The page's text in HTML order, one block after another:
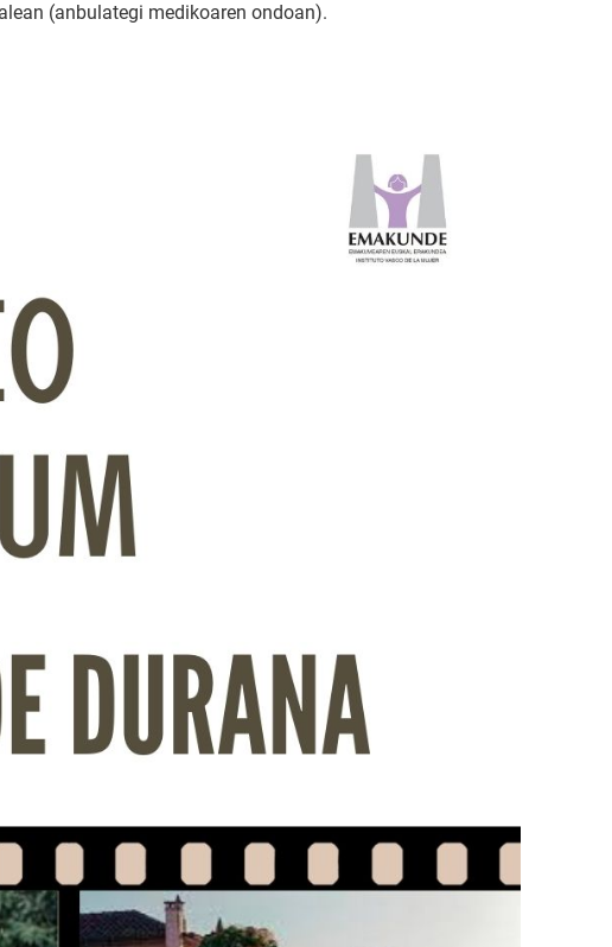
(anbulategi medikoaren ondoan).